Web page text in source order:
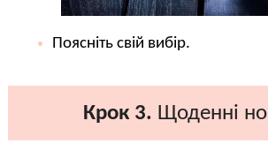
Поясніть свій вибір.
Крок 3. Щоденні